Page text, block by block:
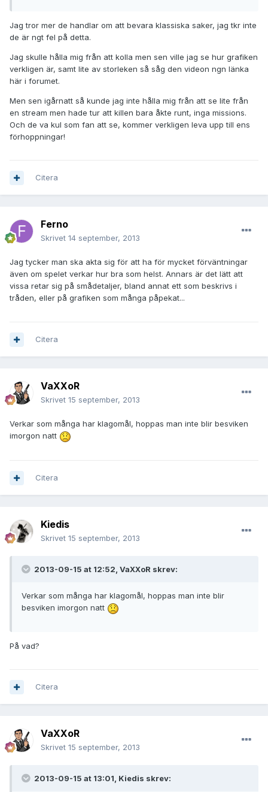
Jag tror mer de handlar om att bevara klassiska saker, jag tkr inte
de är ngt fel på detta.
Jag skulle hålla mig från att kolla men sen ville jag se hur grafiken
verkligen är, samt lite av storleken så såg den videon ngn länka
här i forumet.
Men sen igårnatt så kunde jag inte hålla mig från att se lite från
en stream men hade tur att killen bara åkte runt, inga missions.
Och de va kul som fan att se, kommer verkligen leva upp till ens
förhoppningar!
Citera
Ferno
Skrivet 14 september, 2013
Jag tycker man ska akta sig för att ha för mycket förväntningar
även om spelet verkar hur bra som helst. Annars är det lätt att
vissa retar sig på smådetaljer, bland annat ett som beskrivs i
tråden, eller på grafiken som många påpekat...
Citera
VaXXoR
Skrivet 15 september, 2013
Verkar som många har klagomål, hoppas man inte blir besviken
imorgon natt
Citera
Kiedis
Skrivet 15 september, 2013
2013-09-15 at 12:52, VaXXoR skrev:
Verkar som många har klagomål, hoppas man inte blir
besviken imorgon natt
På vad?
Citera
VaXXoR
Skrivet 15 september, 2013
2013-09-15 at 13:01, Kiedis skrev: